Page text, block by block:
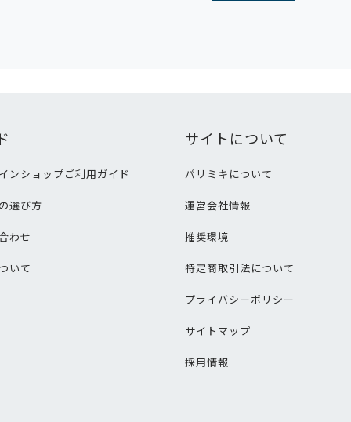
ンショップご利用ガイド
選び方
わせ
いて
サイトについて
パリミキについて
運営会社情報
推奨環境
特定商取引法について
プライバシーポリシー
サイトマップ
採用情報